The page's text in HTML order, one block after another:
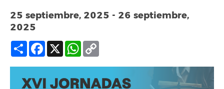
25 septiembre, 2025 - 26 septiembre,
2025
Compartir
Facebook
X WhatsApp